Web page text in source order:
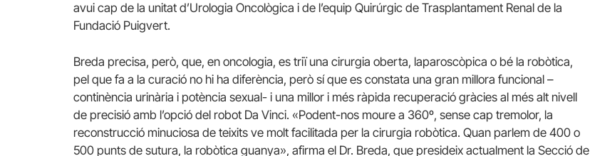
avui cap de la unitat d’Urologia Oncològica i de l’equip Quirúrgic de Trasplantament Renal de la
Fundació Puigvert.
Breda precisa, però, que, en oncologia, es triï una cirurgia oberta, laparoscòpica o bé la robòtica,
pel que fa a la curació no hi ha diferència, però sí que es constata una gran millora funcional –
continència urinària i potència sexual- i una millor i més ràpida recuperació gràcies al més alt nivell
de precisió amb l’opció del robot Da Vinci. «Podent-nos moure a 360º, sense cap tremolor, la
reconstrucció minuciosa de teixits ve molt facilitada per la cirurgia robòtica. Quan parlem de 400 o
500 punts de sutura, la robòtica guanya», afirma el Dr. Breda, que presideix actualment la Secció de